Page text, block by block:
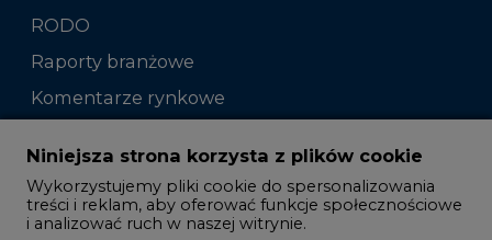
RODO
Raporty branżowe
Komentarze rynkowe
Zmiany kadrowe na rynku
Studio CIRE
Rozmowy o energetyce
Niniejsza strona korzysta z plików cookie
Wykorzystujemy pliki cookie do spersonalizowania
treści i reklam, aby oferować funkcje społecznościowe
i analizować ruch w naszej witrynie.